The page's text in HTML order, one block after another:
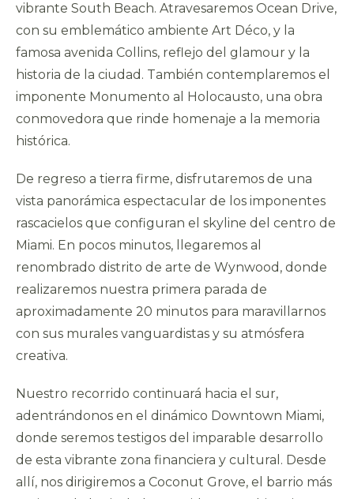
vibrante South Beach. Atravesaremos Ocean Drive,
con su emblemático ambiente Art Déco, y la
famosa avenida Collins, reflejo del glamour y la
historia de la ciudad. También contemplaremos el
imponente Monumento al Holocausto, una obra
conmovedora que rinde homenaje a la memoria
histórica.
De regreso a tierra firme, disfrutaremos de una
vista panorámica espectacular de los imponentes
rascacielos que configuran el skyline del centro de
Miami. En pocos minutos, llegaremos al
renombrado distrito de arte de Wynwood, donde
realizaremos nuestra primera parada de
aproximadamente 20 minutos para maravillarnos
con sus murales vanguardistas y su atmósfera
creativa.
Nuestro recorrido continuará hacia el sur,
adentrándonos en el dinámico Downtown Miami,
donde seremos testigos del imparable desarrollo
de esta vibrante zona financiera y cultural. Desde
allí, nos dirigiremos a Coconut Grove, el barrio más